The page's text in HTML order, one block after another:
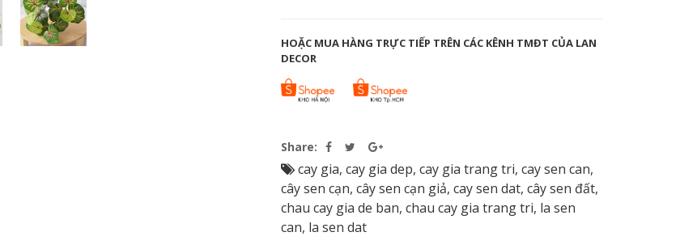
HOẶC MUA HÀNG TRỰC TIẾP TRÊN CÁC KÊNH TMĐT CỦA LAN
DECOR
Share:
cay gia, cay gia dep, cay gia trang tri, cay sen can,
cây sen cạn, cây sen cạn giả, cay sen dat, cây sen đất,
chau cay gia de ban, chau cay gia trang tri, la sen
can, la sen dat